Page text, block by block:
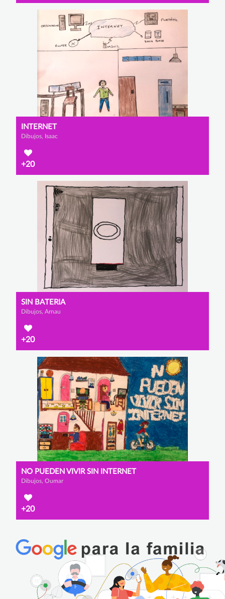
INTERNET
Dibujos, Isaac
+20
SIN BATERIA
Dibujos, Arnau
+20
NO PUEDEN VIVIR SIN INTERNET
Dibujos, Oumar
+20